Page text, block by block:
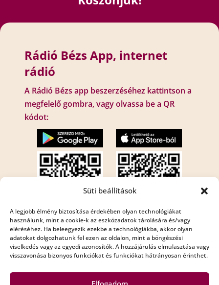
Süti beállítások
A legjobb élmény biztosítása érdekében olyan technológiákat
használunk, mint a cookie-k az eszközadatok tárolására és/vagy
eléréséhez. Ha beleegyezik ezekbe a technológiákba, akkor olyan
adatokat dolgozhatunk fel ezen az oldalon, mint a böngészési
viselkedés vagy az egyedi azonosítók. A hozzájárulás elmulasztása vagy
visszavonása bizonyos funkciókat és funkciókat hátrányosan érinthet.
Rádió Bézs App, internet
rádió
A Rádió Bézs app beszerzéséhez kattintson a
megfelelő gombra, vagy olvassa be a QR
kódot:
Internet rádió:
Rádió Bézs : http://195.210.29.82:8001/bezs
Rádió Bézs 2: http://195.210.29.82:8002/bezs2